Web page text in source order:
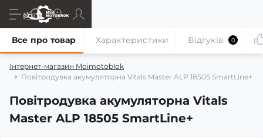
Інтернет-магазин Moimotoblok
Повітродувка акумуляторна Vitals Master ALP 18505 SmartLine+
Повітродувка акумуляторна Vitals
Master ALP 18505 SmartLine+
Все про товар Характеристики Відгуків 0